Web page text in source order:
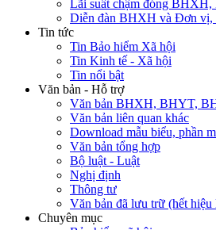
Lãi suất chậm đóng
Diễn đàn BHXH và Đơn vị,
Tin tức
Tin Bảo hiểm Xã hội
Tin Kinh tế - Xã hội
Tin nổi bật
Văn bản - Hỗ trợ
Văn bản BHXH, BHYT,
Văn bản liên quan khác
Download mẫu biểu, phần
Văn bản tổng hợp
Bộ luật - Luật
Nghị định
Thông tư
Văn bản đã lưu trữ (hết hiệu
Chuyên mục